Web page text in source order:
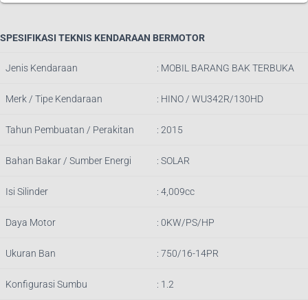
SPESIFIKASI TEKNIS KENDARAAN BERMOTOR
Jenis Kendaraan : MOBIL BARANG BAK TERBUKA
Merk / Tipe Kendaraan : HINO / WU342R/130HD
Tahun Pembuatan / Perakitan : 2015
Bahan Bakar / Sumber Energi : SOLAR
Isi Silinder : 4,009cc
Daya Motor : 0KW/PS/HP
Ukuran Ban : 750/16-14PR
Konfigurasi Sumbu : 1.2